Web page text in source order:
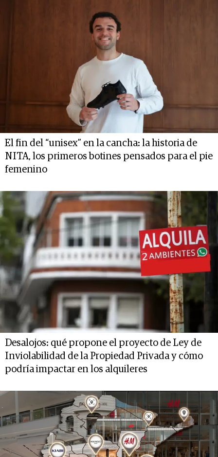
El fin del “unisex” en la cancha: la historia de
NITA, los primeros botines pensados para el pie
femenino
Desalojos: qué propone el proyecto de Ley de
Inviolabilidad de la Propiedad Privada y cómo
podría impactar en los alquileres